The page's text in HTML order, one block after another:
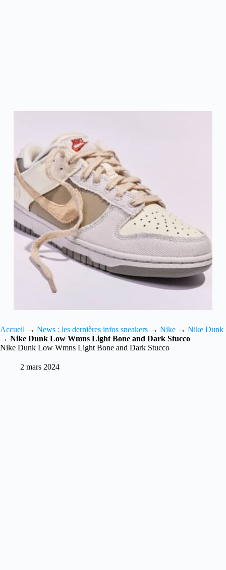
Accueil → News : les dernières infos sneakers → Nike → Nike Dunk
→ Nike Dunk Low Wmns Light Bone and Dark Stucco
Nike Dunk Low Wmns Light Bone and Dark Stucco
2 mars 2024